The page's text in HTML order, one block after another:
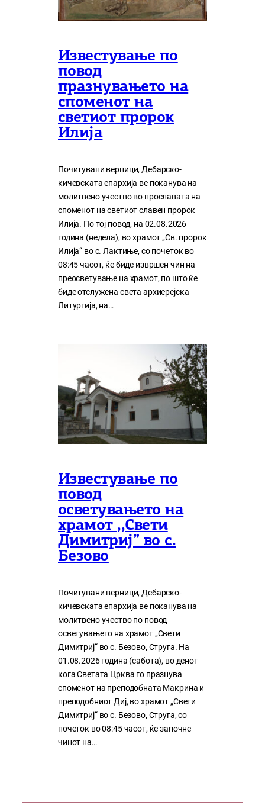
Известување по
повод
празнувањето на
споменот на
светиот пророк
Илија
Почитувани верници, Дебарско-
кичевската епархија ве поканува на
молитвено учество во прославата на
споменот на светиот славен пророк
Илија. По тој повод, на 02.08.2026
година (недела), во храмот „Св. пророк
Илија“ во с. Лактиње, со почеток во
08:45 часот, ќе биде извршен чин на
преосветување на храмот, по што ќе
биде отслужена света архиерејска
Литургија, на…
Известување по
повод
осветувањето на
храмот ,,Свети
Димитриј” во с.
Безово
Почитувани верници, Дебарско-
кичевската епархија ве поканува на
молитвено учество по повод
осветувањето на храмот „Свети
Димитриј“ во с. Безово, Струга. На
01.08.2026 година (сабота), во денот
кога Светата Црква го празнува
споменот на преподобната Макрина и
преподобниот Диј, во храмот „Свети
Димитриј“ во с. Безово, Струга, со
почеток во 08:45 часот, ќе започне
чинот на…